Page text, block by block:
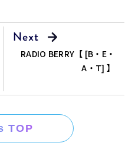
RADIO BERRY【 [B・E・
A・T] 】
TOP